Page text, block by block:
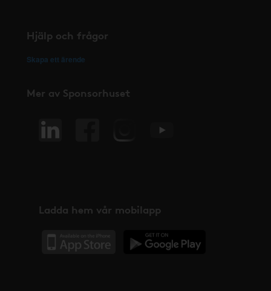
Hjälp och frågor
Skapa ett ärende
Mer av Sponsorhuset
Ladda hem vår mobilapp